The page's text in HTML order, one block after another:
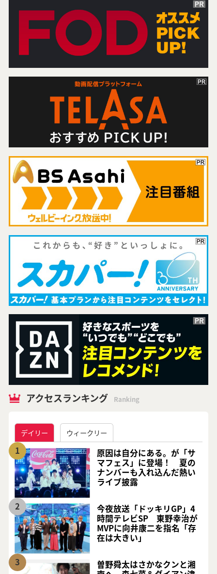
アクセスランキング Ranking
デイリー ウィークリー
1
原因は自分にある。が「サ
マフェス」に登場！ 夏の
ナンバーも入れ込んだ熱い
ライブ披露
2
今夜放送「ドッキリGP」4
時間テレビSP 東野幸治が
MVPに向井康二を指名「存
在は大きい」
3
曽野舜太はさかなクンと湘